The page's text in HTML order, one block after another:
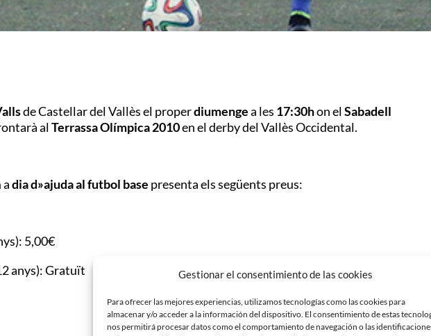
Gestionar el consentimiento de las cookies
Para ofrecer las mejores experiencias, utilizamos tecnologías como las cookies para
almacenar y/o acceder a la información del dispositivo. El consentimiento de estas
nos permitirá procesar datos como el comportamiento de navegación o las
de Castellar del Vallès el properdiumengea les 17:30hon elSabadell
alTerrassa Olímpica 2010en el derby del Vallès Occidental.
dia d»ajuda al futbol base presenta els següents preus:
5,00€
anys): Gratuït